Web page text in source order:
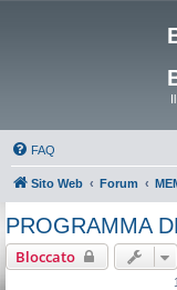
FAQ
Sito Web Forum
PROGRAMMA
Bloccato